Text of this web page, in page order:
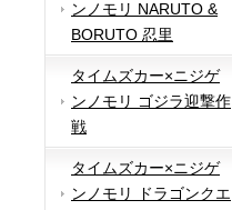
ンノモリ NARUTO &
BORUTO 忍里
タイムズカー×ニジゲ
ンノモリ ゴジラ迎撃作
戦
タイムズカー×ニジゲ
ンノモリ ドラゴンクエ